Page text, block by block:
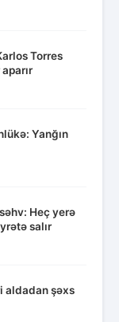
Torres
Yanğın
Heç yerə
salır
aldadan şəxs